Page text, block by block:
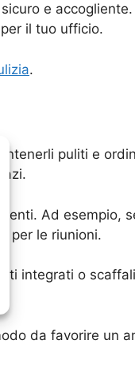
e
il tuo ufficio.
.
puliti e
Ad esempio,
per le riunioni.
integrati o
da favorire un